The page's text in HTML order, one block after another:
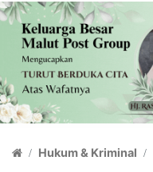
Hukum & Kriminal